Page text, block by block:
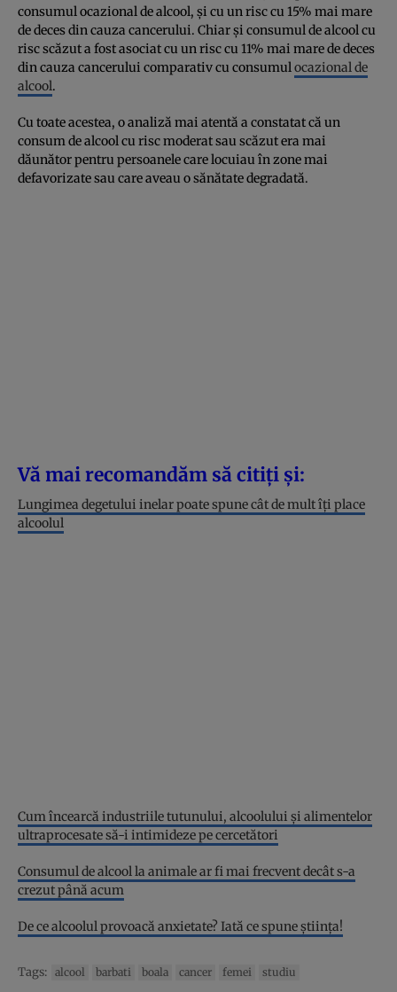
consumul ocazional de alcool, și cu un risc cu 15% mai mare
de deces din cauza cancerului. Chiar și consumul de alcool cu
risc scăzut a fost asociat cu un risc cu 11% mai mare de deces
din cauza cancerului comparativ cu consumulocazional de
alcool.
Cu toate acestea, o analiză mai atentă a constatat că un
consum de alcool cu risc moderat sau scăzut era mai
dăunător pentru persoanele care locuiau în zone mai
defavorizate sau care aveau o sănătate degradată.
Vă mai recomandăm să citiți și:
Lungimea degetului inelar poate spune cât de mult îți place
alcoolul
Cum încearcă industriile tutunului, alcoolului și alimentelor
ultraprocesate să-i intimideze pe cercetători
Consumul de alcool la animale ar fi mai frecvent decât s-a
crezut până acum
De ce alcoolul provoacă anxietate? Iată ce spune știința!
Tags: alcool barbati boala cancer femei studiu